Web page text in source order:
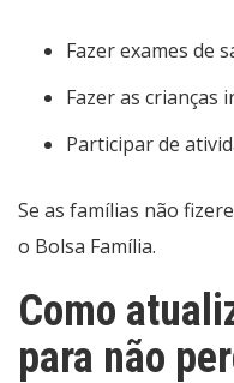
Fazer exames de
Fazer as crianças
Participar de
Se as famílias não
o Bolsa Família.
Como
para não